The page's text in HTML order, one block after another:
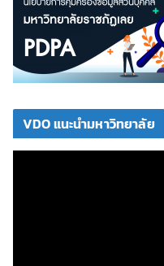
VDO แนะนำมหาวิทยาลัย